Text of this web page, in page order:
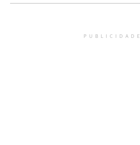
PUBLICIDADE